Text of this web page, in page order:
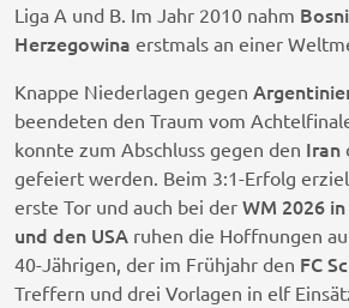
Liga A und B. Im Jahr 2010 nahm
Herzegowina erstmals an einer
Knappe Niederlagen gegen
beendeten den Traum vom
konnte zum Abschluss gegen den Iran
gefeiert werden. Beim 3:1-Erfolg
erste Tor und auch bei der WM 2026
und den USA ruhen die Hoffnungen
40-Jährigen, der im Frühjahr den FC
Treffern und drei Vorlagen in elf